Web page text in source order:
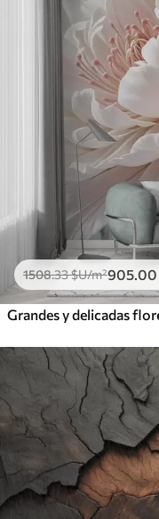
1508.33$U/m²905 .00